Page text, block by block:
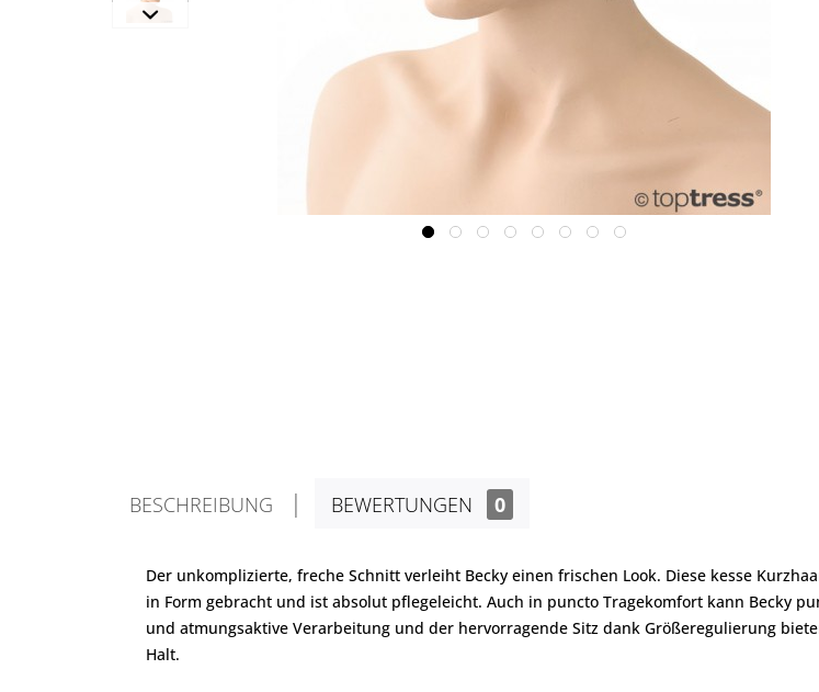
BESCHREIBUNG BEWERTUNGEN 0
Der unkomplizierte, freche Schnitt verleiht Becky einen frischen Look. Diese kesse
in Form gebracht und ist absolut pflegeleicht. Auch in puncto Tragekomfort kann Becky
und atmungsaktive Verarbeitung und der hervorragende Sitz dank Größeregulierung
Halt.